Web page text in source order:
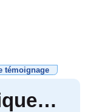
témoignage